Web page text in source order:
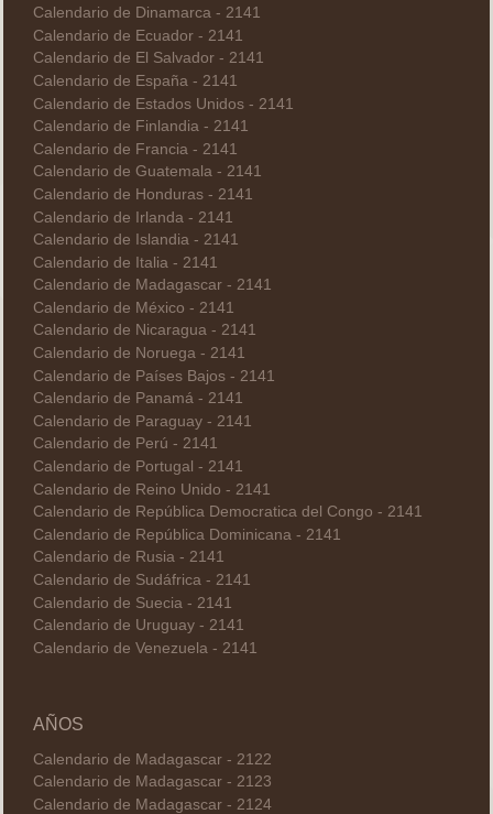
Calendario de Dinamarca - 2141
Calendario de Ecuador - 2141
Calendario de El Salvador - 2141
Calendario de España - 2141
Calendario de Estados Unidos - 2141
Calendario de Finlandia - 2141
Calendario de Francia - 2141
Calendario de Guatemala - 2141
Calendario de Honduras - 2141
Calendario de Irlanda - 2141
Calendario de Islandia - 2141
Calendario de Italia - 2141
Calendario de Madagascar - 2141
Calendario de México - 2141
Calendario de Nicaragua - 2141
Calendario de Noruega - 2141
Calendario de Países Bajos - 2141
Calendario de Panamá - 2141
Calendario de Paraguay - 2141
Calendario de Perú - 2141
Calendario de Portugal - 2141
Calendario de Reino Unido - 2141
Calendario de República Democratica del Congo - 2141
Calendario de República Dominicana - 2141
Calendario de Rusia - 2141
Calendario de Sudáfrica - 2141
Calendario de Suecia - 2141
Calendario de Uruguay - 2141
Calendario de Venezuela - 2141
AÑOS
Calendario de Madagascar - 2122
Calendario de Madagascar - 2123
Calendario de Madagascar - 2124